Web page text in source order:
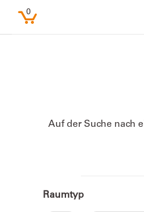
0
Auf der Suche nach
Raumtyp